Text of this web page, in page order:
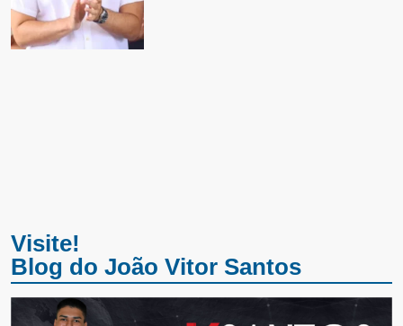
Visite!
Blog do João Vitor Santos